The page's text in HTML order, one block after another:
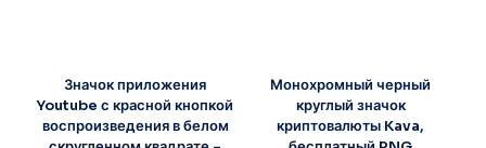
Значок приложения
Youtube с красной кнопкой
воспроизведения в белом
Монохромный черный
круглый значок
криптовалюты Kava,